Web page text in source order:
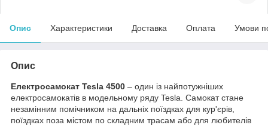
Опис Характеристики Доставка Оплата Умови
Опис
Електросамокат Tesla 4500 – один із найпотужніших
електросамокатів в модельному ряду Tesla. Самокат стане
незамінним помічником на дальніх поїздках для кур'єрів,
поїздках поза містом по складним трасам або для любителів